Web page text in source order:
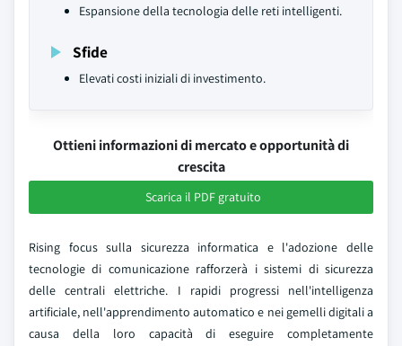
Espansione della tecnologia delle reti intelligenti.
Sfide
Elevati costi iniziali di investimento.
Ottieni informazioni di mercato e opportunità di
crescita
Scarica il PDF gratuito
Rising focus sulla sicurezza informatica e l'adozione delle
tecnologie di comunicazione rafforzerà i sistemi di sicurezza
delle centrali elettriche. I rapidi progressi nell'intelligenza
artificiale, nell'apprendimento automatico e nei gemelli digitali a
causa della loro capacità di eseguire completamente